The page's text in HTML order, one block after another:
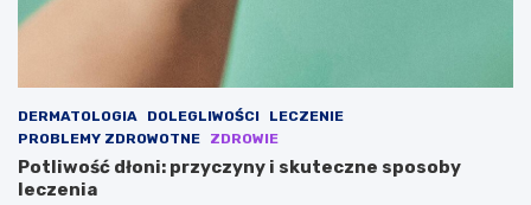
DERMATOLOGIA DOLEGLIWOŚCI
LECZENIE
PROBLEMY ZDROWOTNE
ZDROWIE
Potliwość dłoni: przyczyny i skuteczne sposoby
leczenia